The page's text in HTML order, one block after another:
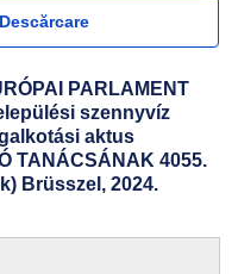
Descărcare
PARLAMENT
szennyvíz
aktus
TANÁCSÁNAK 4055.
Brüsszel, 2024.